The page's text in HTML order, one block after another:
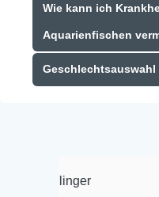
Wie kann ich
Aquarienfischen